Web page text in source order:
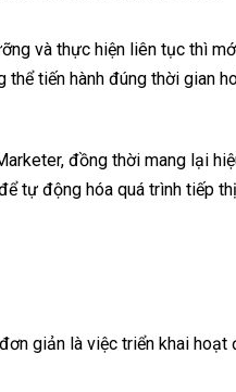
và thực hiện liên tục thì
tiến hành đúng thời gian
đồng thời mang lại
tự động hóa quá trình tiếp
giản là việc triển khai